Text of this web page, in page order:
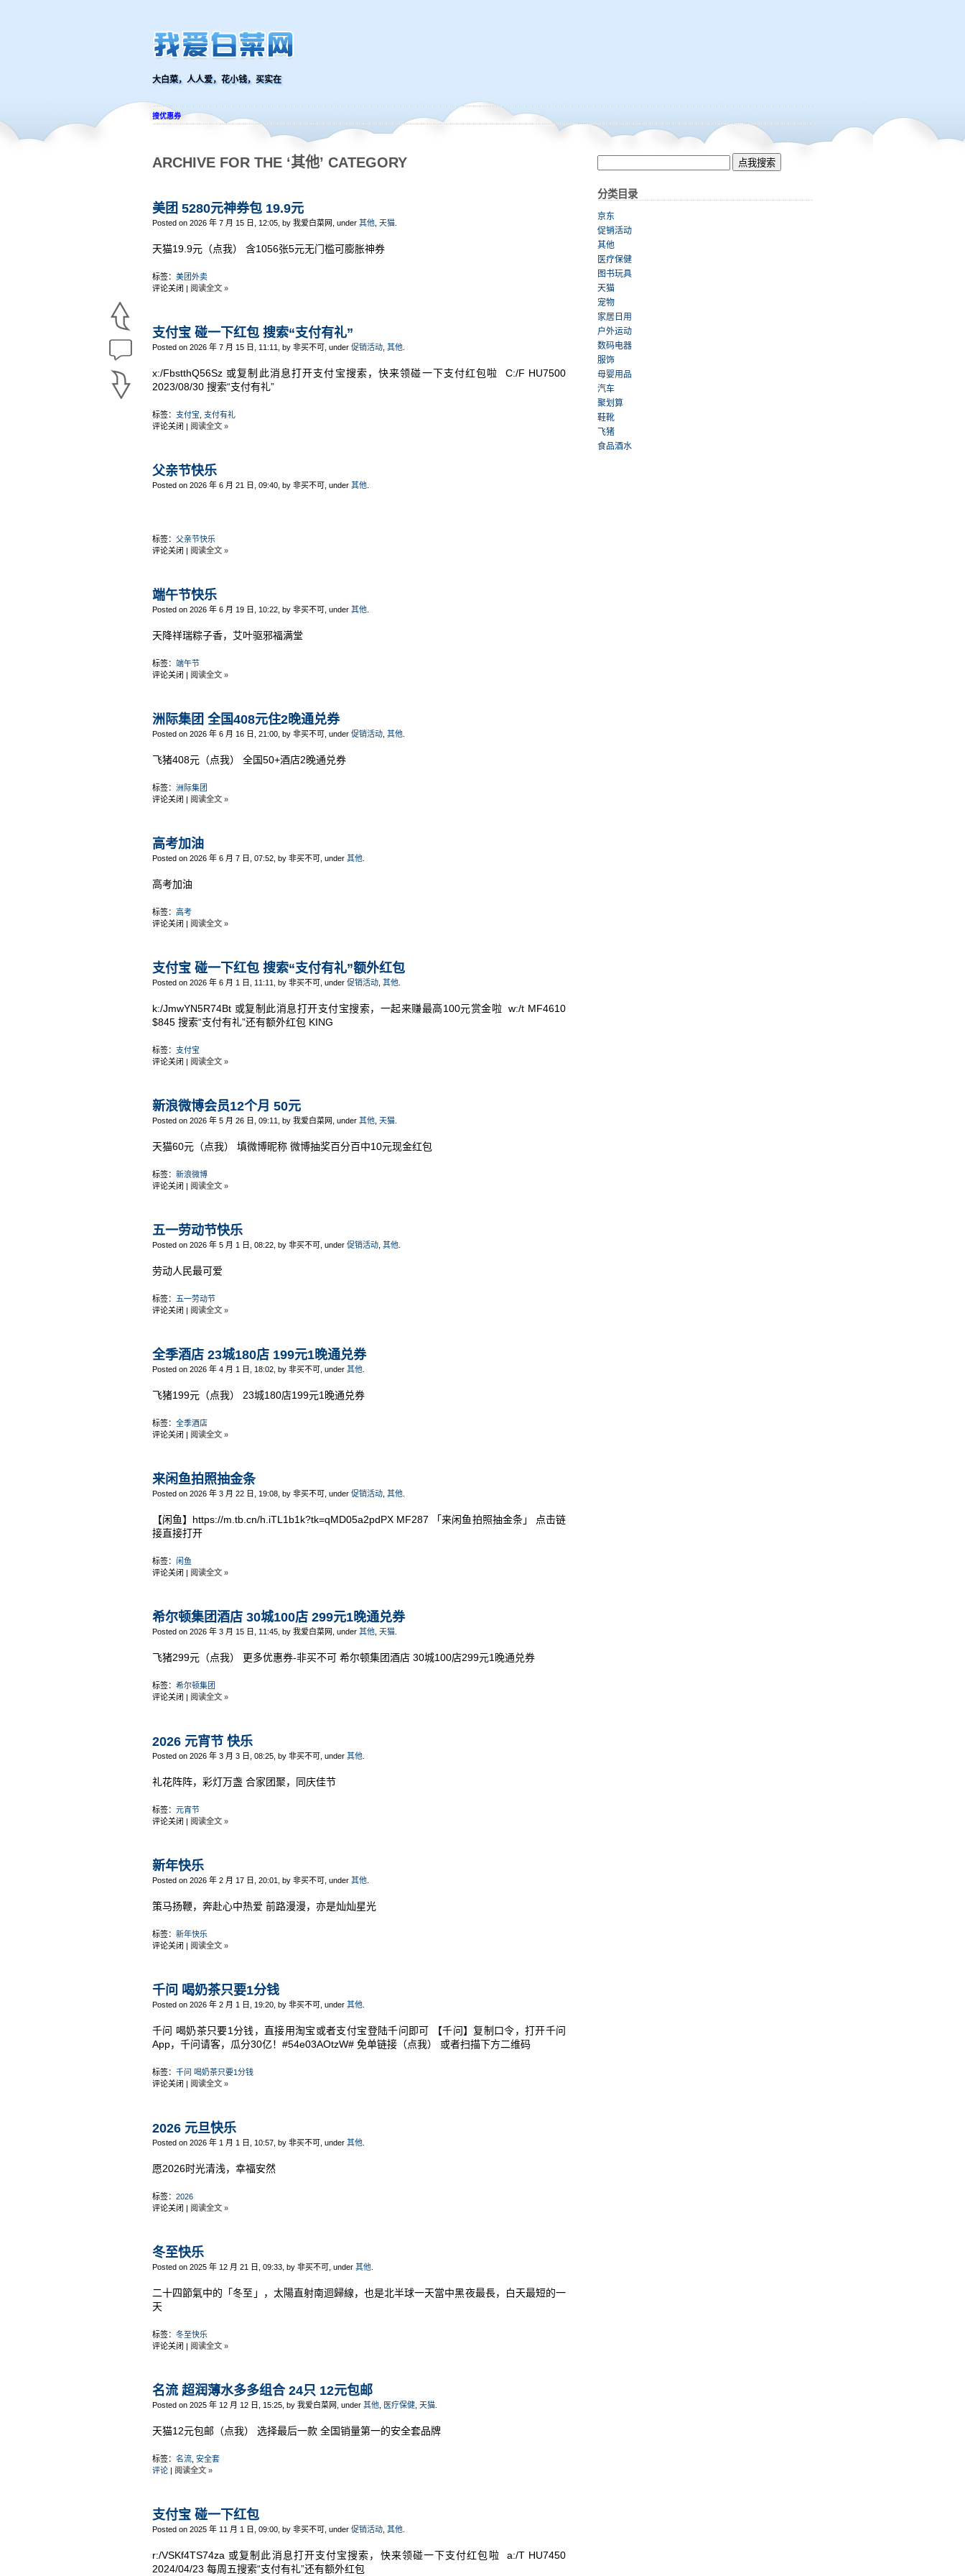
大白菜，人人爱，花小钱，买实在
搜优惠券
ARCHIVE FOR THE ‘其他’ CATEGORY
美团 5280元神券包 19.9元
Posted on 2026 年 7 月 15 日, 12:05, by 我爱白菜网, under 其他 天猫
天猫19.9元（点我） 含1056张5元无门槛可膨胀神券
标签： 美团外卖
评论关闭 | 阅读全文 »
支付宝 碰一下红包 搜索“支付有礼”
Posted on 2026 年 7 月 15 日, 11:11, by 非买不可, under 促销活动 其他
x:/FbstthQ56Sz 或复制此消息打开支付宝搜索，快来领碰一下支付红包啦 C:/F HU7500
2023/08/30 搜索“支付有礼”
标签： 支付宝 支付有礼
评论关闭 | 阅读全文 »
父亲节快乐
Posted on 2026 年 6 月 21 日, 09:40, by 非买不可, under 其他
标签： 父亲节快乐
评论关闭 | 阅读全文 »
端午节快乐
Posted on 2026 年 6 月 19 日, 10:22, by 非买不可, under 其他
天降祥瑞粽子香，艾叶驱邪福满堂
标签： 端午节
评论关闭 | 阅读全文 »
洲际集团 全国408元住2晚通兑券
Posted on 2026 年 6 月 16 日, 21:00, by 非买不可, under 促销活动 其他
飞猪408元（点我） 全国50+酒店2晚通兑券
标签： 洲际集团
评论关闭 | 阅读全文 »
高考加油
Posted on 2026 年 6 月 7 日, 07:52, by 非买不可, under 其他
高考加油
标签： 高考
评论关闭 | 阅读全文 »
支付宝 碰一下红包 搜索“支付有礼”额外红包
Posted on 2026 年 6 月 1 日, 11:11, by 非买不可, under 促销活动 其他
k:/JmwYN5R74Bt 或复制此消息打开支付宝搜索，一起来赚最高100元赏金啦 w:/t MF4610
$845 搜索“支付有礼”还有额外红包 KING
标签： 支付宝
评论关闭 | 阅读全文 »
新浪微博会员12个月 50元
Posted on 2026 年 5 月 26 日, 09:11, by 我爱白菜网, under 其他 天猫
天猫60元（点我） 填微博昵称 微博抽奖百分百中10元现金红包
标签： 新浪微博
评论关闭 | 阅读全文 »
五一劳动节快乐
Posted on 2026 年 5 月 1 日, 08:22, by 非买不可, under 促销活动 其他
劳动人民最可爱
标签： 五一劳动节
评论关闭 | 阅读全文 »
全季酒店 23城180店 199元1晚通兑券
Posted on 2026 年 4 月 1 日, 18:02, by 非买不可, under 其他
飞猪199元（点我） 23城180店199元1晚通兑券
标签： 全季酒店
评论关闭 | 阅读全文 »
来闲鱼拍照抽金条
Posted on 2026 年 3 月 22 日, 19:08, by 非买不可, under 促销活动 其他
【闲鱼】https://m.tb.cn/h.iTL1b1k?tk=qMD05a2pdPX MF287 「来闲鱼拍照抽金条」 点击链
接直接打开
标签： 闲鱼
评论关闭 | 阅读全文 »
希尔顿集团酒店 30城100店 299元1晚通兑券
Posted on 2026 年 3 月 15 日, 11:45, by 我爱白菜网, under 其他 天猫
飞猪299元（点我） 更多优惠券-非买不可 希尔顿集团酒店 30城100店299元1晚通兑券
标签： 希尔顿集团
评论关闭 | 阅读全文 »
2026 元宵节 快乐
Posted on 2026 年 3 月 3 日, 08:25, by 非买不可, under 其他
礼花阵阵，彩灯万盏 合家团聚，同庆佳节
标签： 元宵节
评论关闭 | 阅读全文 »
新年快乐
Posted on 2026 年 2 月 17 日, 20:01, by 非买不可, under 其他
策马扬鞭，奔赴心中热爱 前路漫漫，亦是灿灿星光
标签： 新年快乐
评论关闭 | 阅读全文 »
千问 喝奶茶只要1分钱
Posted on 2026 年 2 月 1 日, 19:20, by 非买不可, under 其他
千问 喝奶茶只要1分钱，直接用淘宝或者支付宝登陆千问即可 【千问】复制口令，打开千问
App，千问请客，瓜分30亿！#54e03AOtzW# 免单链接（点我） 或者扫描下方二维码
标签： 千问 喝奶茶只要1分钱
评论关闭 | 阅读全文 »
2026 元旦快乐
Posted on 2026 年 1 月 1 日, 10:57, by 非买不可, under 其他
愿2026时光清浅，幸福安然
标签： 2026
评论关闭 | 阅读全文 »
冬至快乐
Posted on 2025 年 12 月 21 日, 09:33, by 非买不可, under 其他
二十四節氣中的「冬至」，太陽直射南迴歸線，也是北半球一天當中黑夜最長，白天最短的一
天
标签： 冬至快乐
评论关闭 | 阅读全文 »
名流 超润薄水多多组合 24只 12元包邮
Posted on 2025 年 12 月 12 日, 15:25, by 我爱白菜网, under 其他 医疗保健 天猫
天猫12元包邮（点我） 选择最后一款 全国销量第一的安全套品牌
标签： 名流 安全套
评论 | 阅读全文 »
支付宝 碰一下红包
Posted on 2025 年 11 月 1 日, 09:00, by 非买不可, under 促销活动 其他
r:/VSKf4TS74za 或复制此消息打开支付宝搜索，快来领碰一下支付红包啦 a:/T HU7450
2024/04/23 每周五搜索“支付有礼”还有额外红包
分类目录
京东
促销活动
其他
医疗保健
图书玩具
天猫
宠物
家居日用
户外运动
数码电器
服饰
母婴用品
汽车
聚划算
鞋靴
飞猪
食品酒水